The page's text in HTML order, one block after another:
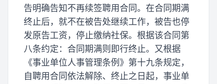
告明确告知不再续签聘用合同。在合同期满
终止后，就不在被告处继续工作，被告也停
发原告工资，停止缴纳社保。根据该合同第
八条约定：合同期满则即行终止。又根据
《事业单位人事管理条例》第十九条规定，
自聘用合同依法解除、终止之日起，事业单